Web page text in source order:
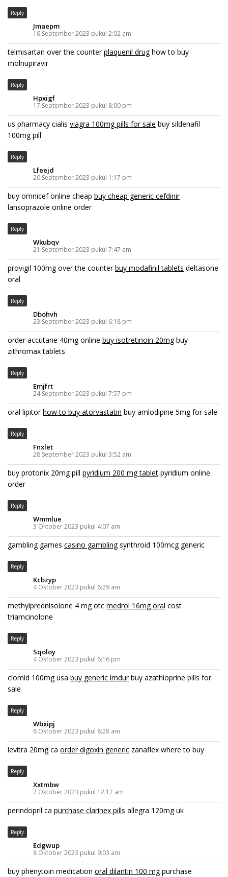
Reply
Jmaepm
16 September 2023 pukul 2:02 am
telmisartan over the counterplaquenil drughow to buy
molnupiravir
Reply
Hpxigf
17 September 2023 pukul 8:00 pm
us pharmacy cialis viagra 100mg pills for sale buy sildenafil
100mg pill
Reply
Lfeejd
20 September 2023 pukul 1:17 pm
buy omnicef online cheap buy cheap generic cefdinir
lansoprazole online order
Reply
Wkubqv
21 September 2023 pukul 7:47 am
provigil 100mg over the counterbuy modafinil tablets deltasone
oral
Reply
Dbohvh
23 September 2023 pukul 6:18 pm
order accutane 40mg online buy isotretinoin 20mgbuy
zithromax tablets
Reply
Emjfrt
24 September 2023 pukul 7:57 pm
oral lipitorhow to buy atorvastatin buy amlodipine 5mg for sale
Reply
Fnxlet
28 September 2023 pukul 3:52 am
buy protonix 20mg pill pyridium 200 mg tablet pyridium online
order
Reply
Wmmlue
3 Oktober 2023 pukul 4:07 am
gambling games casino gamblingsynthroid 100mcg generic
Reply
Kcbzyp
4 Oktober 2023 pukul 6:29 am
methylprednisolone 4 mg otc medrol 16mg oral cost
triamcinolone
Reply
Sqoloy
4 Oktober 2023 pukul 6:16 pm
clomid 100mg usa buy generic imdurbuy azathioprine pills for
sale
Reply
Wbxipj
6 Oktober 2023 pukul 8:28 am
levitra 20mg ca order digoxin generic zanaflex where to buy
Reply
Xxtmbw
7 Oktober 2023 pukul 12:17 am
perindopril ca purchase clarinex pills allegra 120mg uk
Reply
Edgwup
8 Oktober 2023 pukul 9:03 am
buy phenytoin medication oral dilantin 100 mgpurchase